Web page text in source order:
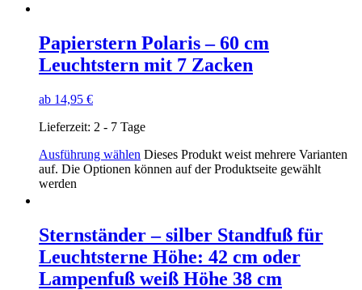
Papierstern Polaris – 60 cm
Leuchtstern mit 7 Zacken
ab 14,95 €
Lieferzeit: 2 - 7 Tage
Ausführung wählen Dieses Produkt weist mehrere Varianten
auf. Die Optionen können auf der Produktseite gewählt
werden
Sternständer – silber Standfuß für
Leuchtsterne Höhe: 42 cm oder
Lampenfuß weiß Höhe 38 cm